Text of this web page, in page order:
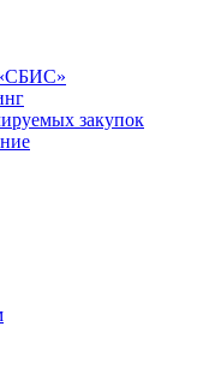
«СБИС»
закупок